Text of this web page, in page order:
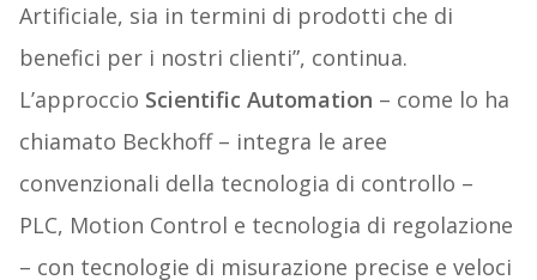
Artificiale, sia in termini di prodotti che di
benefici per i nostri clienti”, continua.
L’approccio Scientific Automation – come lo ha
chiamato Beckhoff – integra le aree
convenzionali della tecnologia di controllo –
PLC, Motion Control e tecnologia di regolazione
– con tecnologie di misurazione precise e veloci